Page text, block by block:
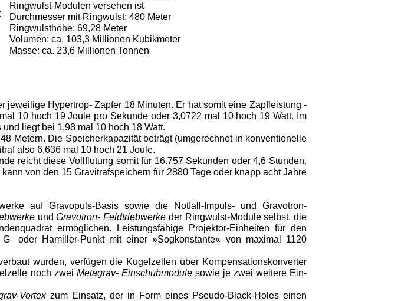
Ringwulst-Modulen versehen ist
Durchmesser mit Ringwulst: 480 Meter
Ringwulsthöhe: 69,28 Meter
Volumen: ca. 103,3 Millionen Kubikmeter
Masse: ca. 23,6 Millionen Tonnen
Hypertrop- Zapfer 18 Minuten. Er hat somit eine Zapfleistung -
10 hoch 19 Joule pro Sekunde oder 3,0722 mal 10 hoch 19 Watt. Im
liegt bei 1,98 mal 10 hoch 18 Watt.
Metern. Die Speicherkapazität beträgt (umgerechnet in konventionelle
also 6,636 mal 10 hoch 21 Joule.
reicht diese Vollflutung somit für 16.757 Sekunden oder 4,6 Stunden.
von den 15 Gravitrafspeichern für 2880 Tage oder knapp acht Jahre
auf Gravopuls-Basis sowie die Notfall-Impuls- und Gravotron-
undGravotron- Feldtriebwerke der Ringwulst-Module selbst, die
ermöglichen. Leistungsfähige Projektor-Einheiten für den
oder Hamiller-Punkt mit einer »Sogkonstante« von maximal 1120
wurden, verfügen die Kugelzellen über Kompensationskonverter
noch zwei Metagrav- Einschubmodulesowie je zwei weitere Ein-
Vortexzum Einsatz, der in Form eines Pseudo-Black-Holes einen